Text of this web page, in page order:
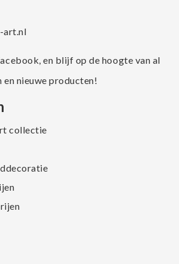
art.nl
en blijf op de hoogte van al
en nieuwe producten!
collectie